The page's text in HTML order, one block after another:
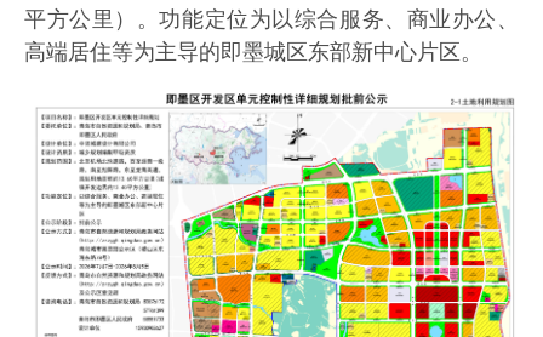
平方公里）。功能定位为以综合服务、商业办公、
高端居住等为主导的即墨城区东部新中心片区。